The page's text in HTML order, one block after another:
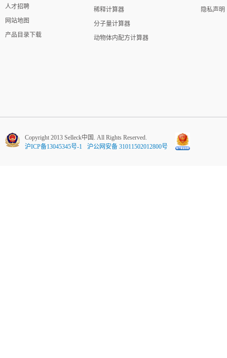
人才招聘
网站地图
产品目录下载
稀释计算器
分子量计算器
动物体内配方计算器
隐私声明
Copyright 2013 Selleck中国. All Rights Reserved.
沪ICP备13045345号-1
沪公网安备 31011502012800号